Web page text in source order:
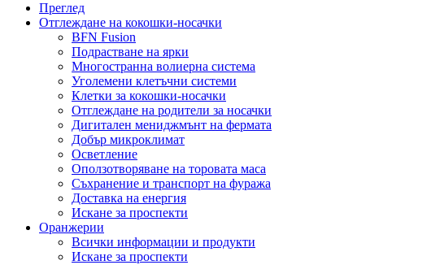
Преглед
Отглеждане на кокошки-носачки
BFN Fusion
Подрастване на ярки
Многостранна волиерна система
Уголемени клетъчни системи
Клетки за кокошки-носачки
Отглеждане на родители за носачки
Дигитален мениджмънт на фермата
Добър микроклимат
Осветление
Оползотворяване на торовата маса
Съхранение и транспорт на фуража
Доставка на енергия
Искане за проспекти
Оранжерии
Всички информации и продукти
Искане за проспекти